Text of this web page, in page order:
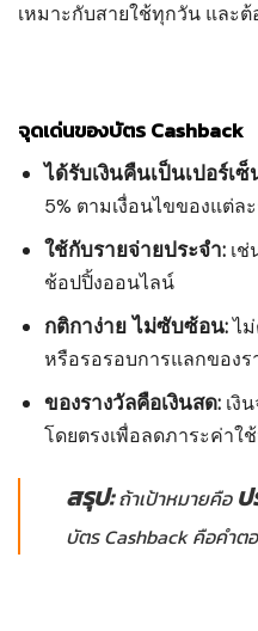
เหมาะกับสายใช้ทุกวัน และ
จุดเด่นของบัตร Cashback
ได้รับเงินคืนเป็นเปอร์เซ็
5% ตามเงื่อนไขของแต่ล
ใช้กับรายจ่ายประจำ: เ
ช้อปปิ้งออนไลน์
กติกาง่าย ไม่ซับซ้อน:ไ
หรือรอรอบการแลกของร
ของรางวัลคือเงินสด: เงิ
โดยตรงเพื่อลดภาระค่าใ
สรุป:ถ้าเป้าหมายคือ
บัตร Cashback คือคำ